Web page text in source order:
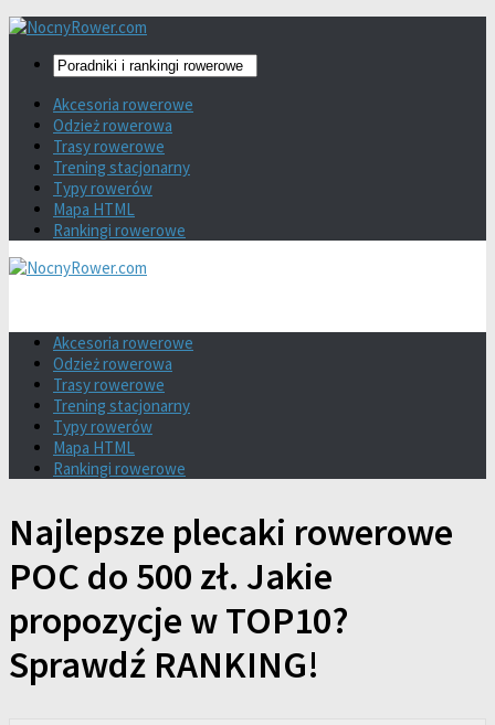
Akcesoria rowerowe
Odzież rowerowa
Trasy rowerowe
Trening stacjonarny
Typy rowerów
Mapa HTML
Rankingi rowerowe
Akcesoria rowerowe
Odzież rowerowa
Trasy rowerowe
Trening stacjonarny
Typy rowerów
Mapa HTML
Rankingi rowerowe
Najlepsze plecaki rowerowe
POC do 500 zł. Jakie
propozycje w TOP10?
Sprawdź RANKING!